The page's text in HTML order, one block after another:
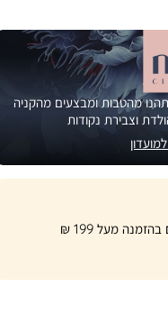
מהטבות ומבצעים מהקניה
וצבירת נקודות
מעל 199 ₪